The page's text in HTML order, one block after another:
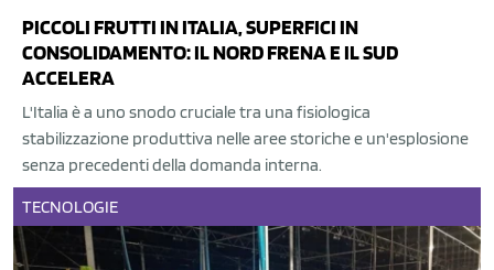
PICCOLI FRUTTI IN ITALIA, SUPERFICI IN
CONSOLIDAMENTO: IL NORD FRENA E IL SUD
ACCELERA
L'Italia è a uno snodo cruciale tra una fisiologica
stabilizzazione produttiva nelle aree storiche e un'esplosione
senza precedenti della domanda interna.
TECNOLOGIE